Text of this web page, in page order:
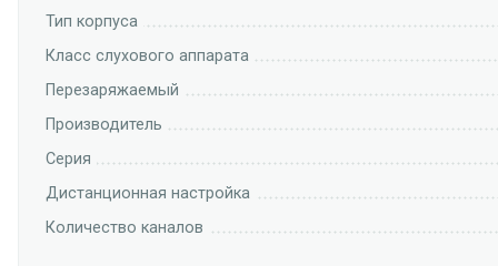
Тип корпуса
Класс слухового аппарата
Перезаряжаемый
Производитель
Серия
Дистанционная настройка
Количество каналов